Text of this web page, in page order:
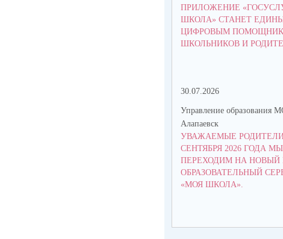
ПРИЛОЖЕНИЕ
ШКОЛА» СТАНЕТ
ЦИФРОВЫМ ПОМОЩНИКОМ
ШКОЛЬНИКОВ И
30.07.2026
Управление образования
Алапаевск
УВАЖАЕМЫЕ
СЕНТЯБРЯ 2026 ГОДА МЫ
ПЕРЕХОДИМ НА НОВЫЙ
ОБРАЗОВАТЕЛЬНЫЙ
«МОЯ ШКОЛА».